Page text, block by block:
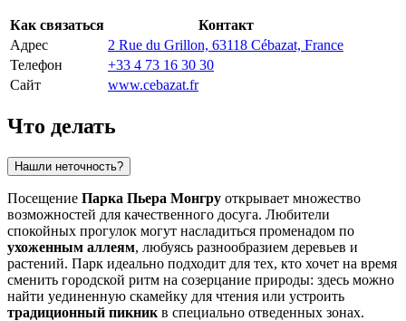
Как связаться
Контакт
Адрес
2 Rue du Grillon, 63118 Cébazat, France
Телефон
+33 4 73 16 30 30
Сайт
www.cebazat.fr
Что делать
Нашли неточность?
Посещение Парка Пьера Монгру открывает множество
возможностей для качественного досуга. Любители
спокойных прогулок могут насладиться променадом по
ухоженным аллеям, любуясь разнообразием деревьев и
растений. Парк идеально подходит для тех, кто хочет на время
сменить городской ритм на созерцание природы: здесь можно
найти уединенную скамейку для чтения или устроить
традиционный пикник в специально отведенных зонах.